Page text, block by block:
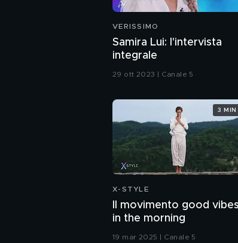
VERISSIMO
Samira Lui: l'intervista
integrale
29 ott 2023 | Canale 5
X-STYLE
Il movimento good vibes
in the morning
19 mar 2025 | Canale 5
3 MIN